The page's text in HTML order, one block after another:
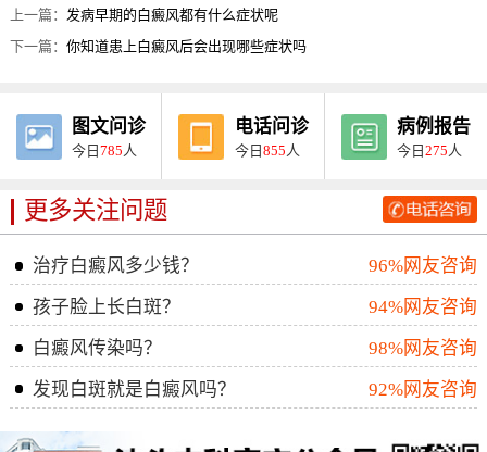
上一篇：发病早期的白癜风都有什么症状呢
下一篇：你知道患上白癜风后会出现哪些症状吗
图文问诊
今日785 人
电话问诊
今日855 人
病例报告
今日275 人
更多关注问题
治疗白癜风多少钱？
96%网友咨询
孩子脸上长白斑？
94%网友咨询
白癜风传染吗？
98%网友咨询
发现白斑就是白癜风吗？
92%网友咨询